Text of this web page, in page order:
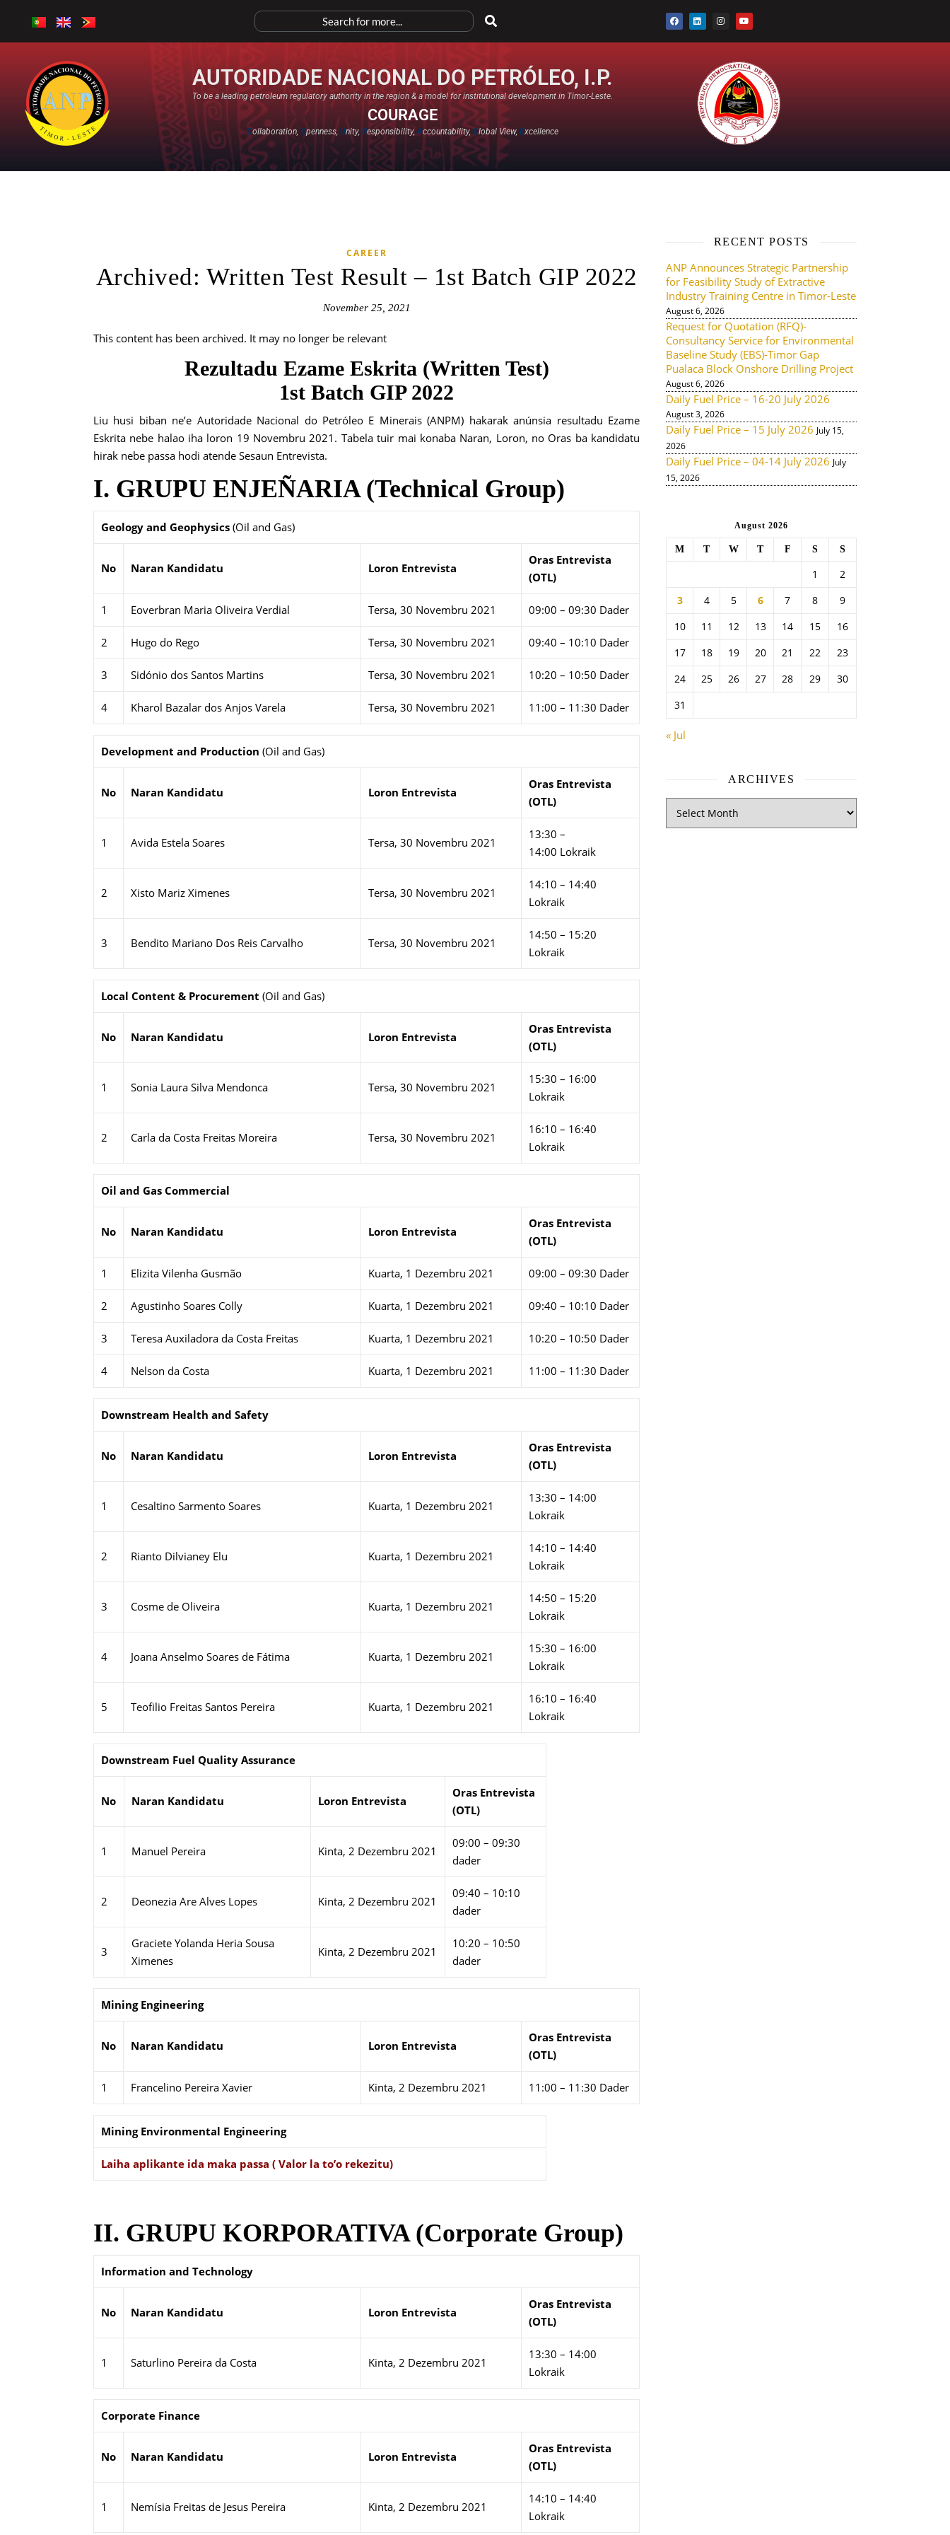
AUTORIDADE NACIONAL DO PETRÓLEO, I.P.
To be a leading petroleum regulatory authority in the region & a model for institutional development in Timor-Leste.
COURAGE
Collaboration,Openness,Unity,Responsibility,Accountability,Global View,Excellence​
CAREER
Archived: Written Test Result – 1st Batch GIP 2022
November 25, 2021
This content has been archived. It may no longer be relevant
Rezultadu Ezame Eskrita (Written Test)
1st Batch GIP 2022
Liu husi biban ne’e Autoridade Nacional do Petróleo E Minerais (ANPM) hakarak anúnsia resultadu Ezame
Eskrita nebe halao iha loron 19 Novembru 2021. Tabela tuir mai konaba Naran, Loron, no Oras ba kandidatu
hirak nebe passa hodi atende Sesaun Entrevista.
I. GRUPU ENJEÑARIA (Technical Group)
Geology and Geophysics (Oil and Gas)
No Naran Kandidatu Loron Entrevista
Oras Entrevista
(OTL)
1 Eoverbran Maria Oliveira Verdial Tersa, 30 Novembru 2021 09:00 – 09:30 Dader
2 Hugo do Rego Tersa, 30 Novembru 2021 09:40 – 10:10 Dader
3 Sidónio dos Santos Martins Tersa, 30 Novembru 2021 10:20 – 10:50 Dader
4 Kharol Bazalar dos Anjos Varela Tersa, 30 Novembru 2021 11:00 – 11:30 Dader
Development and Production (Oil and Gas)
No Naran Kandidatu Loron Entrevista
Oras Entrevista
(OTL)
1 Avida Estela Soares Tersa, 30 Novembru 2021
13:30 –
14:00 Lokraik
2 Xisto Mariz Ximenes Tersa, 30 Novembru 2021
14:10 – 14:40
Lokraik
3 Bendito Mariano Dos Reis Carvalho Tersa, 30 Novembru 2021
14:50 – 15:20
Lokraik
Local Content & Procurement (Oil and Gas)
No Naran Kandidatu Loron Entrevista
Oras Entrevista
(OTL)
1 Sonia Laura Silva Mendonca Tersa, 30 Novembru 2021
15:30 – 16:00
Lokraik
2 Carla da Costa Freitas Moreira Tersa, 30 Novembru 2021
16:10 – 16:40
Lokraik
Oil and Gas Commercial
No Naran Kandidatu Loron Entrevista
Oras Entrevista
(OTL)
1 Elizita Vilenha Gusmão Kuarta, 1 Dezembru 2021 09:00 – 09:30 Dader
2 Agustinho Soares Colly Kuarta, 1 Dezembru 2021 09:40 – 10:10 Dader
3 Teresa Auxiladora da Costa Freitas Kuarta, 1 Dezembru 2021 10:20 – 10:50 Dader
4 Nelson da Costa Kuarta, 1 Dezembru 2021 11:00 – 11:30 Dader
Downstream Health and Safety
No Naran Kandidatu Loron Entrevista
Oras Entrevista
(OTL)
1 Cesaltino Sarmento Soares Kuarta, 1 Dezembru 2021
13:30 – 14:00
Lokraik
2 Rianto Dilvianey Elu Kuarta, 1 Dezembru 2021
14:10 – 14:40
Lokraik
3 Cosme de Oliveira Kuarta, 1 Dezembru 2021
14:50 – 15:20
Lokraik
4 Joana Anselmo Soares de Fátima Kuarta, 1 Dezembru 2021
15:30 – 16:00
Lokraik
5 Teofilio Freitas Santos Pereira Kuarta, 1 Dezembru 2021
16:10 – 16:40
Lokraik
Downstream Fuel Quality Assurance
No Naran Kandidatu Loron Entrevista
Oras Entrevista
(OTL)
1 Manuel Pereira Kinta, 2 Dezembru 2021
09:00 – 09:30
dader
2 Deonezia Are Alves Lopes Kinta, 2 Dezembru 2021
09:40 – 10:10
dader
3
Graciete Yolanda Heria Sousa
Ximenes
Kinta, 2 Dezembru 2021
10:20 – 10:50
dader
Mining Engineering
No Naran Kandidatu Loron Entrevista
Oras Entrevista
(OTL)
1 Francelino Pereira Xavier Kinta, 2 Dezembru 2021 11:00 – 11:30 Dader
Mining Environmental Engineering
Laiha aplikante ida maka passa ( Valor la to’o rekezitu)
II. GRUPU KORPORATIVA (Corporate Group)
Information and Technology
No Naran Kandidatu Loron Entrevista
Oras Entrevista
(OTL)
1 Saturlino Pereira da Costa Kinta, 2 Dezembru 2021
13:30 – 14:00
Lokraik
Corporate Finance
No Naran Kandidatu Loron Entrevista
Oras Entrevista
(OTL)
1 Nemísia Freitas de Jesus Pereira Kinta, 2 Dezembru 2021
14:10 – 14:40
Lokraik
RECENT POSTS
ANP Announces Strategic Partnership
for Feasibility Study of Extractive
Industry Training Centre in Timor-Leste
August 6, 2026
Request for Quotation (RFQ)-
Consultancy Service for Environmental
Baseline Study (EBS)-Timor Gap
Pualaca Block Onshore Drilling Project
August 6, 2026
Daily Fuel Price – 16-20 July 2026
August 3, 2026
Daily Fuel Price – 15 July 2026 July 15,
2026
Daily Fuel Price – 04-14 July 2026 July
15, 2026
August 2026
M T W T F S S
1
2
3
4 5 6 7 8
9
10
11 12 13 14 15
16
17
18 19 20 21 22
23
24
25 26 27 28 29
30
31
« Jul
ARCHIVES